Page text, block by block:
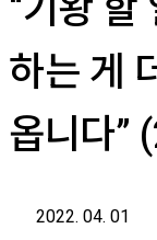
하는 게
옵니다”
2022. 04. 01